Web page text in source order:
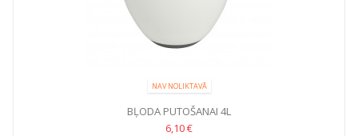
NAV NOLIKTAVĀ
BĻODA PUTOŠANAI 4L
6,10 €